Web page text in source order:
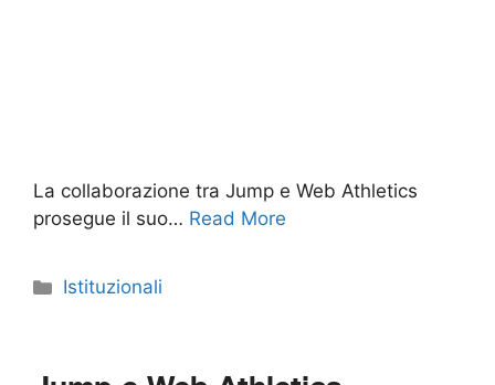
La collaborazione tra Jump e Web Athletics
prosegue il suo… Read More
Categorie
Istituzionali